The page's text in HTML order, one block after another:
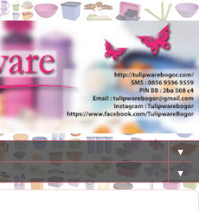
▼
▼